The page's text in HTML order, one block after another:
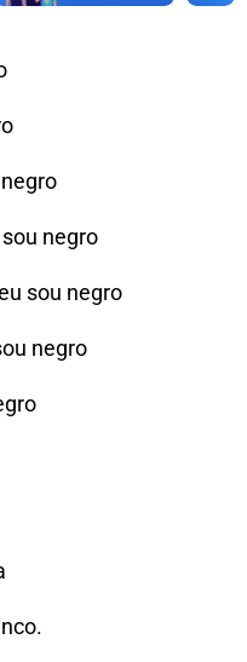
negro
sou negro
negro